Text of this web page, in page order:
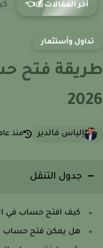
آخر المقالات 💰👈
وأستثمار
فتح
إلياس فالدير منذ عام
جدول التنقل
كيف افتح حساب في
هل يمكن فتح حساب في